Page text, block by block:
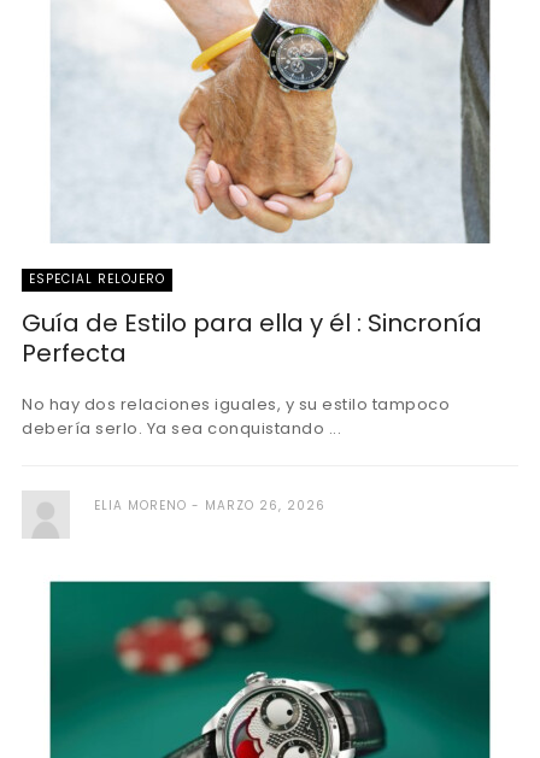
ESPECIAL RELOJERO
Guía de Estilo para ella y él : Sincronía
Perfecta
No hay dos relaciones iguales, y su estilo tampoco
debería serlo. Ya sea conquistando ...
ELIA MORENO MARZO 26, 2026